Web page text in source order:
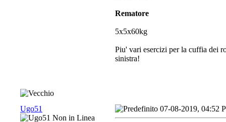
Rematore
5x5x60kg
Piu' vari esercizi per la cuffia dei
sinistra!
Ugo51 07-08-2019, 04:52